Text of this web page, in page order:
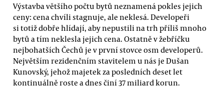
Výstavba většího počtu bytů neznamená pokles jejich
ceny: cena chvíli stagnuje, ale neklesá. Developeři
si totiž dobře hlídají, aby nepustili na trh příliš mnoho
bytů a tím neklesla jejich cena. Ostatně v žebříčku
nejbohatších Čechů je v první stovce osm developerů.
Největším rezidenčním stavitelem u nás je Dušan
Kunovský, jehož majetek za posledních deset let
kontinuálně roste a dnes činí 37 miliard korun.